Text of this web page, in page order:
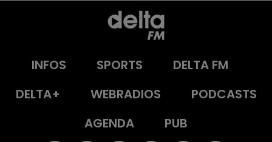
INFOS SPORTS
DELTA FM
DELTA+
WEBRADIOS
PODCASTS
AGENDA
PUB